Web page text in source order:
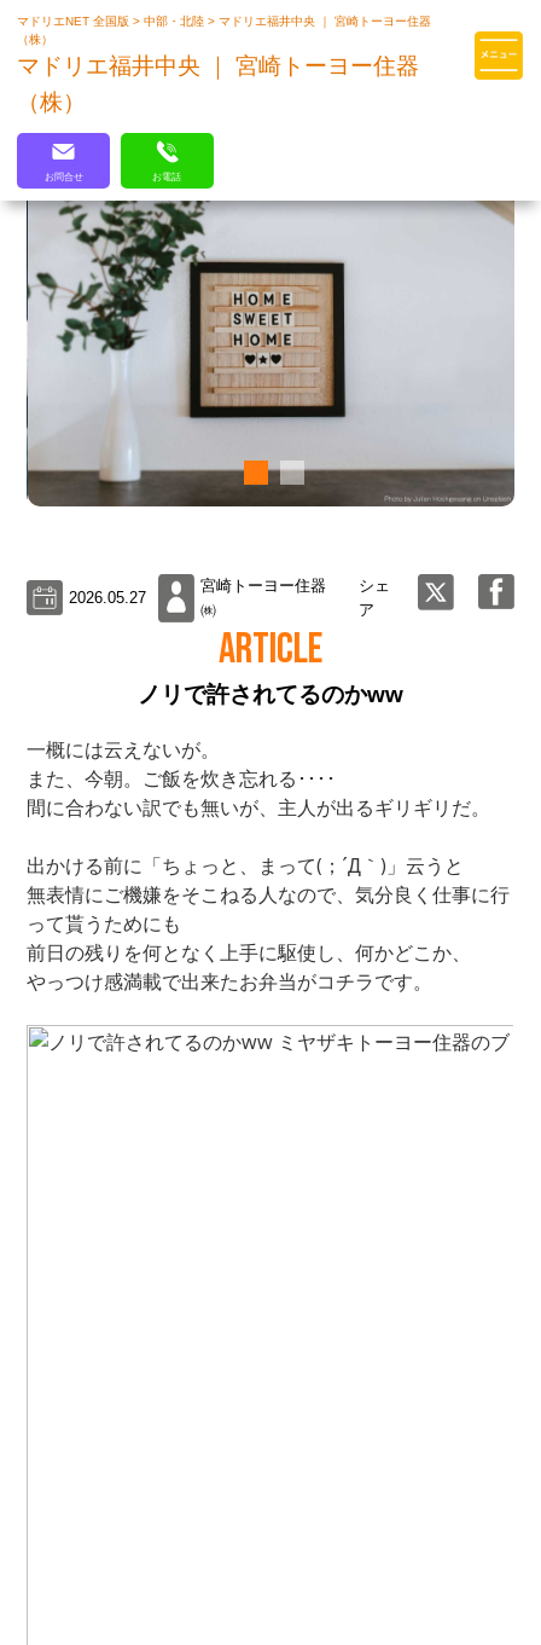
マドリエはLIXILの厳しい基準を
マドリエNET 全国版>中部・北陸>マドリエ福井中央 ｜ 宮崎トーヨー住器
（株）
マドリエ福井中央 ｜ 宮崎トーヨー住器
（株）
お問合せ お電話
2026.05.27
宮崎トーヨー住器
㈱
シェ
ア
ARTICLE
ノリで許されてるのかww